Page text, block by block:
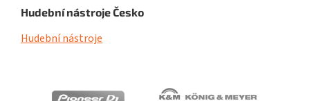
Hudební nástroje Česko
Hudební nástroje